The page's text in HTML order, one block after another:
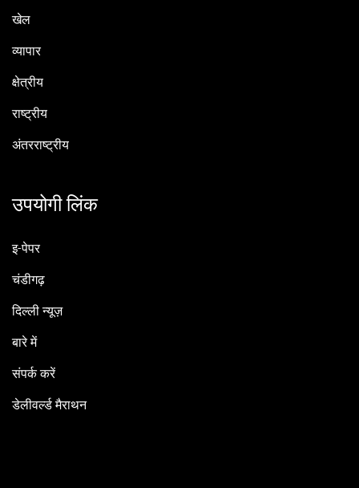
खेल
व्यापार
क्षेत्रीय
राष्ट्रीय
अंतरराष्ट्रीय
उपयोगी लिंक
इ-पेपर
चंडीगढ़
दिल्ली न्यूज़
बारे में
संपर्क करें
डेलीवर्ल्ड मैराथन